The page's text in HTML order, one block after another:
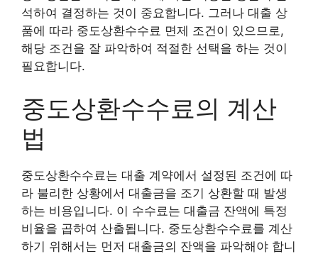
석하여 결정하는 것이 중요합니다. 그러나 대출 상
품에 따라 중도상환수수료 면제 조건이 있으므로,
해당 조건을 잘 파악하여 적절한 선택을 하는 것이
필요합니다.
중도상환수수료의 계산
법
중도상환수수료는 대출 계약에서 설정된 조건에 따
라 불리한 상황에서 대출금을 조기 상환할 때 발생
하는 비용입니다. 이 수수료는 대출금 잔액에 특정
비율을 곱하여 산출됩니다. 중도상환수수료를 계산
하기 위해서는 먼저 대출금의 잔액을 파악해야 합니